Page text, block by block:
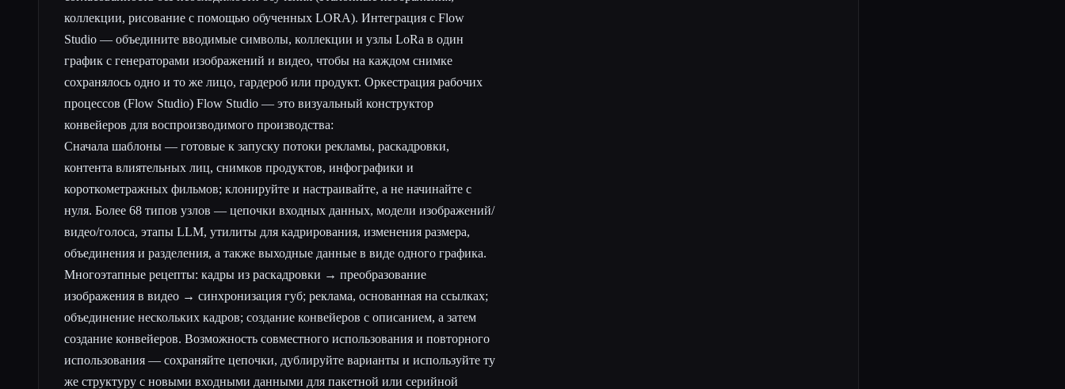
коллекции, рисование с помощью обученных LORA). Интеграция с Flow
Studio — объедините вводимые символы, коллекции и узлы LoRa в один
график с генераторами изображений и видео, чтобы на каждом снимке
сохранялось одно и то же лицо, гардероб или продукт. Оркестрация рабочих
процессов (Flow Studio) Flow Studio — это визуальный конструктор
конвейеров для воспроизводимого производства:
Сначала шаблоны — готовые к запуску потоки рекламы, раскадровки,
контента влиятельных лиц, снимков продуктов, инфографики и
короткометражных фильмов; клонируйте и настраивайте, а не начинайте с
нуля. Более 68 типов узлов — цепочки входных данных, модели изображений/
видео/голоса, этапы LLM, утилиты для кадрирования, изменения размера,
объединения и разделения, а также выходные данные в виде одного графика.
Многоэтапные рецепты: кадры из раскадровки → преобразование
изображения в видео → синхронизация губ; реклама, основанная на ссылках;
объединение нескольких кадров; создание конвейеров с описанием, а затем
создание конвейеров. Возможность совместного использования и повторного
использования — сохраняйте цепочки, дублируйте варианты и используйте ту
же структуру с новыми входными данными для пакетной или серийной